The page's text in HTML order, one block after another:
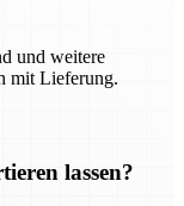
und weitere
mit Lieferung.
lassen?